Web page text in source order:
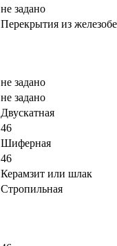
не задано
Перекрытия из
не задано
не задано
Двускатная
46
Шиферная
46
Керамзит или шлак
Стропильная